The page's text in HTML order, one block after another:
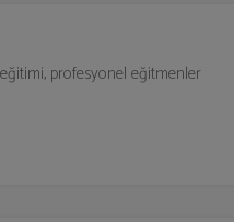
profesyonel eğitmenler